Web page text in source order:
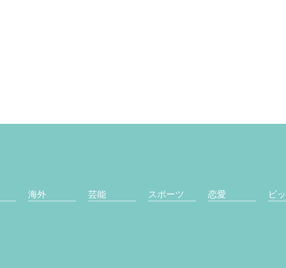
海外 芸能 スポーツ 恋愛 ビ